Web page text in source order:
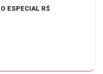
ESPECIAL R$